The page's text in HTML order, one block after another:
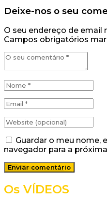
Deixe-nos o seu
O seu endereço de email
Campos obrigatórios
Guardar o meu nome,
navegador para a
Os VÍDEOS